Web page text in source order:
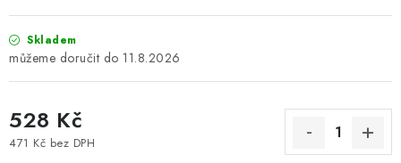
Skladem
11.8.2026
528 Kč
471 Kč bez DPH